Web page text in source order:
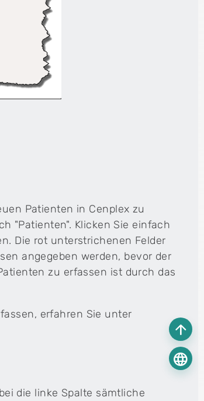
arrow_upward
language
Patienten in Cenplex zu
"Patienten". Klicken Sie einfach
Die rot unterstrichenen Felder
angegeben werden, bevor der
zu erfassen ist durch das
erfahren Sie unter
die linke Spalte sämtliche